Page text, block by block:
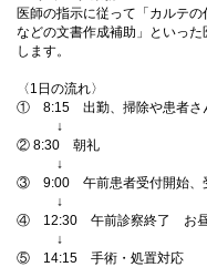
医師の指示に従って「カルテ
などの文書作成補助」といっ
します。
〈1日の流れ〉
① 8:15 出勤、掃除や患者さ
↓
② 8:30 朝礼
↓
③ 9:00 午前患者受付開始、
↓
④ 12:30 午前診察終了 お
↓
⑤ 14:15 手術・処置対応